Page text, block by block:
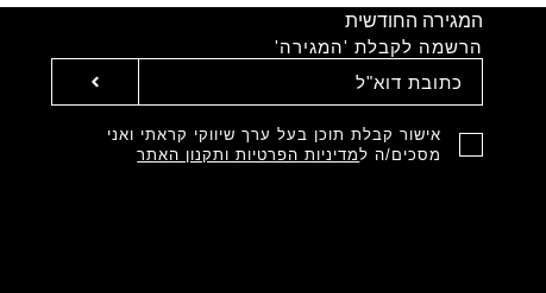
המגירה החודשית
הרשמה לקבלת 'המגירה'
אישור קבלת תוכן בעל ערך שיווקי קראתי ואני
מסכים/ה למדיניות הפרטיות ותקנון האתר